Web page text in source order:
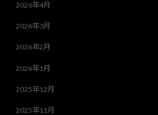
2026年4月
2026年3月
2026年2月
2026年1月
2025年12月
2025年11月